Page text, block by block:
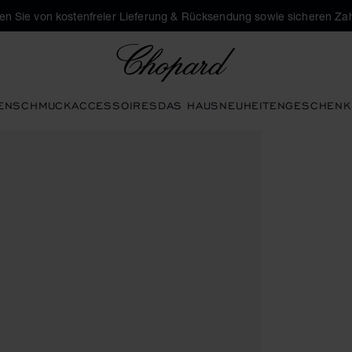
Sie von kostenfreier Lieferung & Rücksendung sowie sicheren
SCHMUCKACCESSOIRESDAS HAUSNEUHEITEN